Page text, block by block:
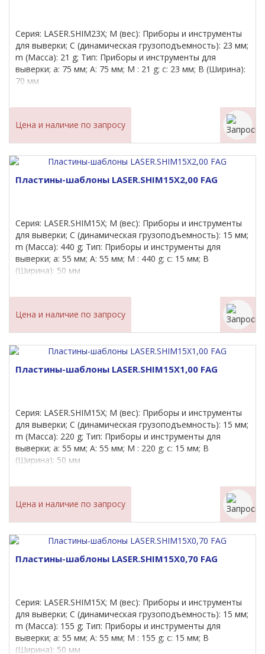
Серия: LASER.SHIM23X; M (вес): Приборы и инструменты
для выверки; C (динамическая грузоподъемность): 23 мм;
m (Масса): 21 g; Тип: Приборы и инструменты для
выверки; a: 75 мм; A: 75 мм; M : 21 g; c: 23 мм; B (Ширина):
70 мм
Цена и наличие по запросу
Пластины-шаблоны LASER.SHIM15X2,00 FAG
Серия: LASER.SHIM15X; M (вес): Приборы и инструменты
для выверки; C (динамическая грузоподъемность): 15 мм;
m (Масса): 440 g; Тип: Приборы и инструменты для
выверки; a: 55 мм; A: 55 мм; M : 440 g; c: 15 мм; B
(Ширина): 50 мм
Цена и наличие по запросу
Пластины-шаблоны LASER.SHIM15X1,00 FAG
Серия: LASER.SHIM15X; M (вес): Приборы и инструменты
для выверки; C (динамическая грузоподъемность): 15 мм;
m (Масса): 220 g; Тип: Приборы и инструменты для
выверки; a: 55 мм; A: 55 мм; M : 220 g; c: 15 мм; B
(Ширина): 50 мм
Цена и наличие по запросу
Пластины-шаблоны LASER.SHIM15X0,70 FAG
Серия: LASER.SHIM15X; M (вес): Приборы и инструменты
для выверки; C (динамическая грузоподъемность): 15 мм;
m (Масса): 155 g; Тип: Приборы и инструменты для
выверки; a: 55 мм; A: 55 мм; M : 155 g; c: 15 мм; B
(Ширина): 50 мм